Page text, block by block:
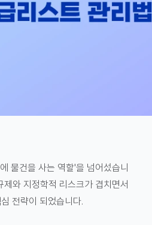
물건을 사는 역할'을 넘어섰습니
와 지정학적 리스크가 겹치면서
전략이 되었습니다.